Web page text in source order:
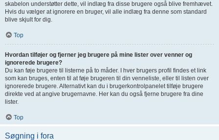
skabelon understøtter dette, vil indlæg fra disse brugere også blive fremhævet.
Hvis du vælger at ignorere en bruger, vil alle indlæg fra denne som standard
blive skjult for dig.
Top
Hvordan tilføjer og fjerner jeg brugere på mine lister over venner og
ignorerede brugere?
Du kan føje brugere til listerne på to måder. I hver brugers profil findes et link
som kan bruges, enten til at føje brugeren til din venneliste, eller til listen over
ignorerede brugere. Alternativt kan du i brugerkontrolpanelet tilføje brugere
direkte ved at angive brugernavne. Her kan du også fjerne brugere fra dine
lister.
Top
Søgning i fora